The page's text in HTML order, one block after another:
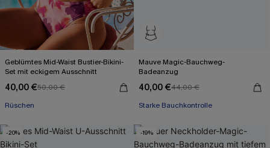
Geblümtes Mid-Waist Bustier-Bikini-
Set mit eckigem Ausschnitt
40,00 €50,00 €
Rüschen
Mauve Magic-Bauchweg-
Badeanzug
40,00 €44,00 €
Starke Bauchkontrolle
-20% -19%